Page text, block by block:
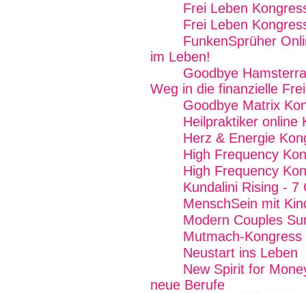
Frei Leben
Frei Leben
FunkenSprüher
im Leben!
Goodbye
Weg in die finanzielle
Goodbye Matrix
Heilpraktiker online
Herz & Energie
High Frequency
High Frequency
Kundalini Rising - 7
MenschSein mit
Modern Couples
Mutmach-Kongress
Neustart ins Leben
New Spirit for
neue Berufe